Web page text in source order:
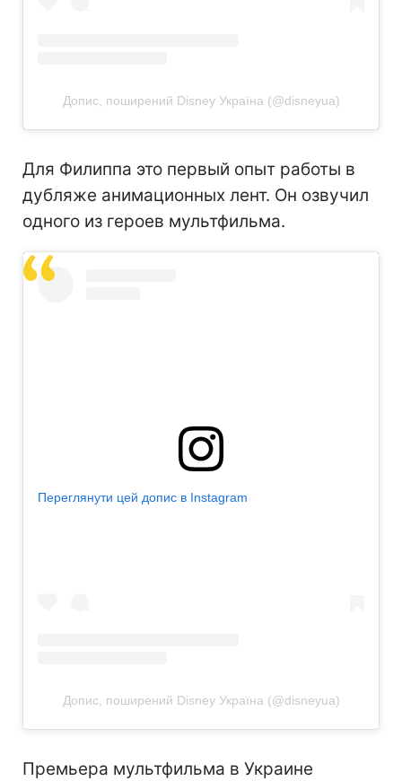
Допис, поширений Disney Україна (@disneyua)
Для Филиппа это первый опыт работы в
дубляже анимационных лент. Он озвучил
одного из героев мультфильма.
Переглянути цей допис в Instagram
Допис, поширений Disney Україна (@disneyua)
Премьера мультфильма в Украине